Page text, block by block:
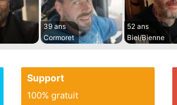
39 ans
Cormoret
52 ans
Biel/Bienne
Support
100% gratuit